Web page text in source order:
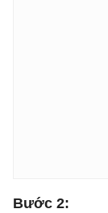
Bước 2: